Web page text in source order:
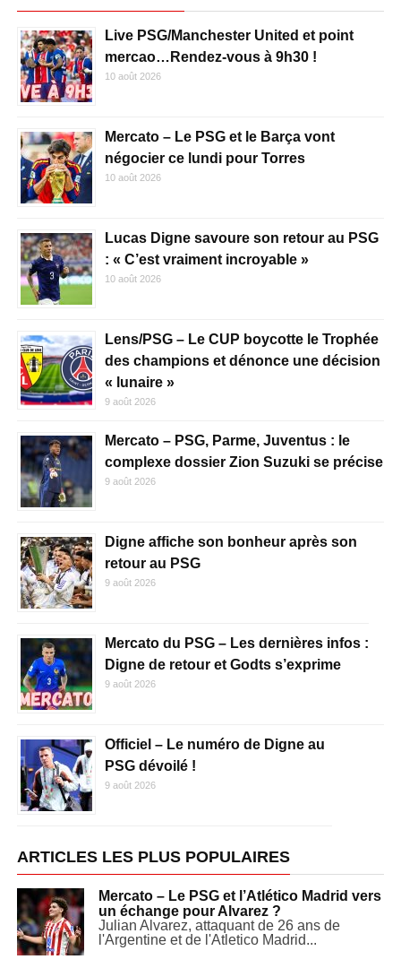
Live PSG/Manchester United et point
mercao…Rendez-vous à 9h30 !
10 août 2026
Mercato – Le PSG et le Barça vont
négocier ce lundi pour Torres
10 août 2026
Lucas Digne savoure son retour au PSG
: « C’est vraiment incroyable »
10 août 2026
Lens/PSG – Le CUP boycotte le Trophée
des champions et dénonce une décision
« lunaire »
9 août 2026
Mercato – PSG, Parme, Juventus : le
complexe dossier Zion Suzuki se précise
9 août 2026
Digne affiche son bonheur après son
retour au PSG
9 août 2026
Mercato du PSG – Les dernières infos :
Digne de retour et Godts s’exprime
9 août 2026
Officiel – Le numéro de Digne au
PSG dévoilé !
9 août 2026
ARTICLES LES PLUS POPULAIRES
Mercato – Le PSG et l’Atlético Madrid vers
un échange pour Alvarez ?
Julian Alvarez, attaquant de 26 ans de
l'Argentine et de l'Atletico Madrid...